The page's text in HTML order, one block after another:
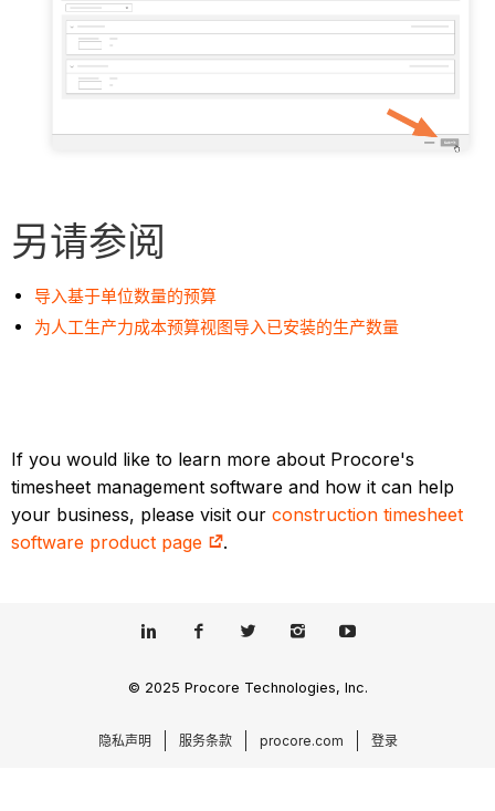
另请参阅
导入基于单位数量的预算
为人工生产力成本预算视图导入已安装的生产数量
If you would like to learn more about Procore's
timesheet management software and how it can help
your business, please visit ourconstruction timesheet
software product page
.
© 2025 Procore Technologies, Inc.
隐私声明 服务条款 procore.com 登录